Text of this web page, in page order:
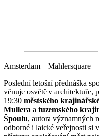
Amsterdam – Mahlersquare
Poslední letošní přednáška
věnuje osvětě v architektuře,
19:30 městského
Mullera a tuzemského
Špoulu, autora významných
odborné i laické veřejnosti si